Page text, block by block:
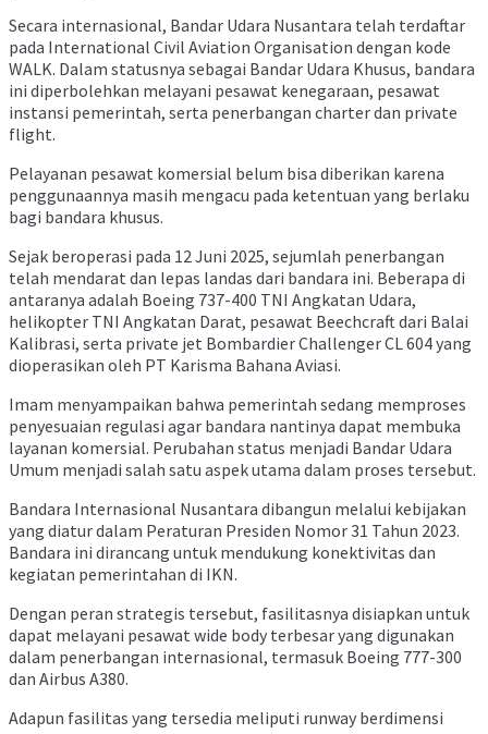
Secara internasional, Bandar Udara Nusantara telah terdaftar
pada International Civil Aviation Organisation dengan kode
WALK. Dalam statusnya sebagai Bandar Udara Khusus, bandara
ini diperbolehkan melayani pesawat kenegaraan, pesawat
instansi pemerintah, serta penerbangan charter dan private
flight.
Pelayanan pesawat komersial belum bisa diberikan karena
penggunaannya masih mengacu pada ketentuan yang berlaku
bagi bandara khusus.
Sejak beroperasi pada 12 Juni 2025, sejumlah penerbangan
telah mendarat dan lepas landas dari bandara ini. Beberapa di
antaranya adalah Boeing 737-400 TNI Angkatan Udara,
helikopter TNI Angkatan Darat, pesawat Beechcraft dari Balai
Kalibrasi, serta private jet Bombardier Challenger CL 604 yang
dioperasikan oleh PT Karisma Bahana Aviasi.
Imam menyampaikan bahwa pemerintah sedang memproses
penyesuaian regulasi agar bandara nantinya dapat membuka
layanan komersial. Perubahan status menjadi Bandar Udara
Umum menjadi salah satu aspek utama dalam proses tersebut.
Bandara Internasional Nusantara dibangun melalui kebijakan
yang diatur dalam Peraturan Presiden Nomor 31 Tahun 2023.
Bandara ini dirancang untuk mendukung konektivitas dan
kegiatan pemerintahan di IKN.
Dengan peran strategis tersebut, fasilitasnya disiapkan untuk
dapat melayani pesawat wide body terbesar yang digunakan
dalam penerbangan internasional, termasuk Boeing 777-300
dan Airbus A380.
Adapun fasilitas yang tersedia meliputi runway berdimensi